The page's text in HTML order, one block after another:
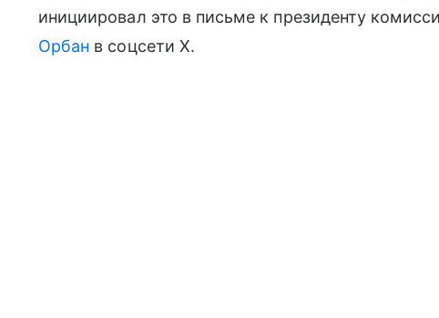
инициировал это в письме к президенту
Орбан в соцсети Х.